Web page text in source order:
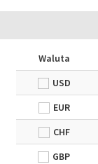
Waluta
USD
EUR
CHF
GBP